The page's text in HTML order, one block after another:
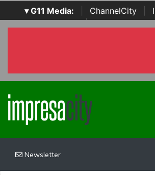
▾ G11 Media: ChannelCity
SecurityOpenLab | Italian Channel
Newsletter